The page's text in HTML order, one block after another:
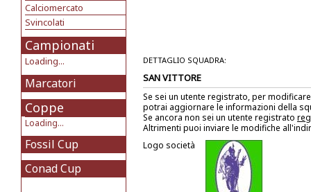
Calciomercato
Svincolati
Campionati
Loading...
Marcatori
Coppe
Loading...
Fossil Cup
Conad Cup
DETTAGLIO SQUADRA:
SAN VITTORE
Se sei un utente registrato, per
potrai aggiornare le informazioni della
Se ancora non sei un utente registrato
Altrimenti puoi inviare le modifiche
Logo società